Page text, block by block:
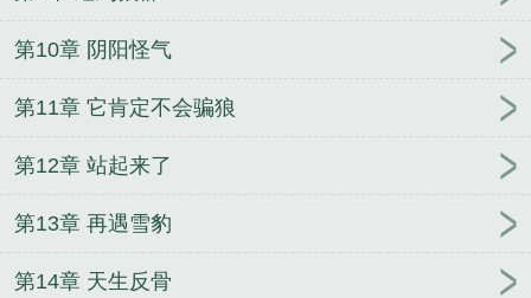
第10章 阴阳怪气
第11章 它肯定不会骗狼
第12章 站起来了
第13章 再遇雪豹
第14章 天生反骨